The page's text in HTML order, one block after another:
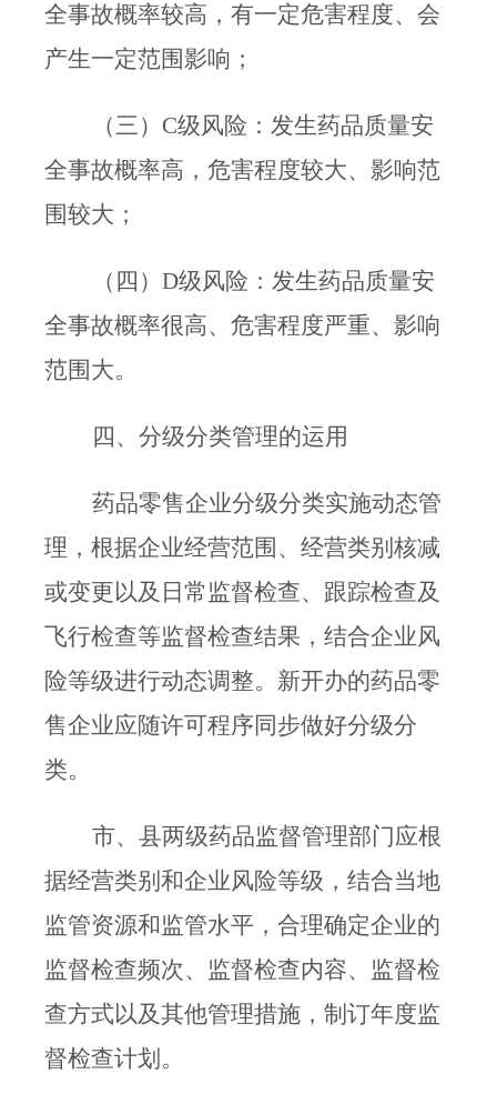
全事故概率较高，有一定危害程度、会
产生一定范围影响；
（三） C级风险：发生药品质量安
全事故概率高，危害程度较大、影响范
围较大；
（四） D级风险：发生药品质量安
全事故概率很高、危害程度严重、影响
范围大。
四、分级分类管理的运用
药品零售企业分级分类实施动态管
理，根据企业经营范围、经营类别核减
或变更以及日常监督检查、跟踪检查及
飞行检查等监督检查结果，结合企业风
险等级进行动态调整。 新开办的药品零
售企业应随许可程序同步做好分级分
类。
市、县两级药品监督管理部门应根
据经营类别和企业风险等级，结合当地
监管资源和监管水平，合理确定企业的
监督检查频次、监督检查内容、监督检
查方式以及其他管理措施，制订年度监
督检查计划。